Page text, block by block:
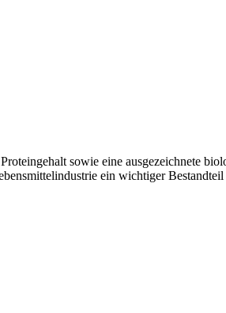
sowie eine ausgezeichnete
ein wichtiger